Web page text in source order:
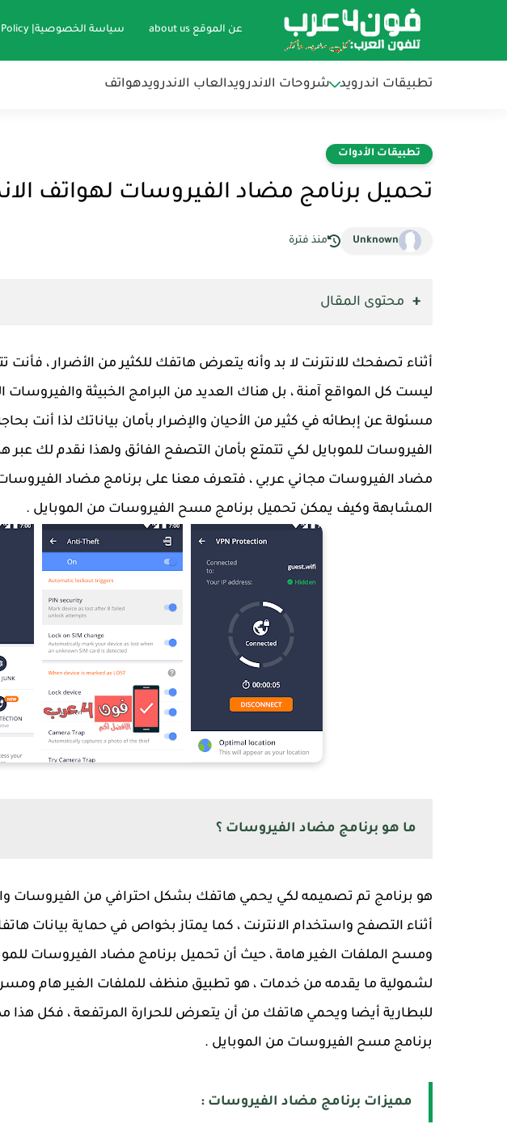
عن الموقع about us سياسة الخصوصية| Privacy Policy
تطبيقات اندرويد شروحات الاندرويدالعاب الاندرويدهواتف
تطبيقات الأدوات
تحميل برنامج مضاد الفيروسات لهواتف
Unknown منذ فترة
محتوى المقال
أثناء تصفحك للانترنت لا بد وأنه يتعرض هاتفك للكثير من الأضرار ، فأنت
ليست كل المواقع آمنة ، بل هناك العديد من البرامج الخبيثة
مسئولة عن إبطائه في كثير من الأحيان والإضرار بأمان بياناتك لذا أنت
الفيروسات للموبايل لكي تتمتع بأمان التصفح الفائق ولهذا نقدم لك عبر
مضاد الفيروسات مجاني عربي ، فتعرف معنا على برنامج مضاد الفيروسات
المشابهة وكيف يمكن تحميل برنامج مسح الفيروسات من الموبايل .
ما هو برنامج مضاد الفيروسات ؟
هو برنامج تم تصميمه لكي يحمي هاتفك بشكل احترافي من الفيروسات
أثناء التصفح واستخدام الانترنت ، كما يمتاز بخواص في حماية بيانات
ومسح الملفات الغير هامة ، حيث أن تحميل برنامج مضاد الفيروسات
لشمولية ما يقدمه من خدمات ، هو تطبيق منظف للملفات الغير هام
للبطارية أيضا ويحمي هاتفك من أن يتعرض للحرارة المرتفعة ، فكل هذا
برنامج مسح الفيروسات من الموبايل .
مميزات برنامج مضاد الفيروسات :